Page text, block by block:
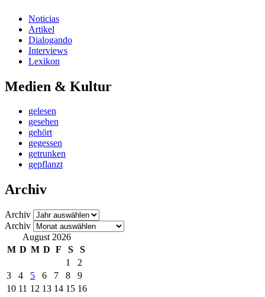
Noticias
Artikel
Dialogando
Interviews
Lexikon
Medien & Kultur
gelesen
gesehen
gehört
gegessen
getrunken
gepflanzt
Archiv
Archiv
Archiv
August 2026
M D M D F S
S
1
2
3
4 5 6 7 8
9
10 11 12 13 14 15 16